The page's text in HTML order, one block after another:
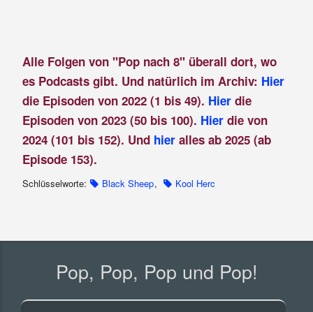
Alle Folgen von "Pop nach 8" überall dort, wo
es Podcasts gibt. Und natürlich im Archiv: Hier
die Episoden von 2022 (1 bis 49). Hierdie
Episoden von 2023 (50 bis 100). Hier die von
2024 (101 bis 152). Und hier alles ab 2025 (ab
Episode 153).
Schlüsselworte: Black Sheep, Kool Herc
Pop, Pop, Pop und Pop!